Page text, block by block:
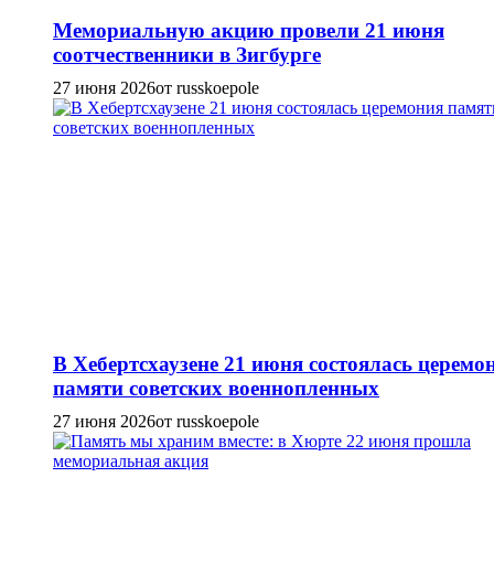
Мемориальную акцию провели 21 июня
соотчественники в Зигбурге
27 июня 2026от russkoepole
В Хебертсхаузене 21 июня состоялась
памяти советских военнопленных
27 июня 2026от russkoepole